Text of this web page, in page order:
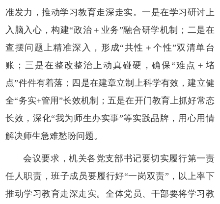
准发力，推动学习教育走深走实。一是在学习研讨上
入脑入心，构建“政治＋业务”融合研学机制；二是在
查摆问题上精准深入，形成“共性＋个性”双清单台
账；三是在整改整治上动真碰硬，确保“难点＋堵
点”件件有着落；四是在建章立制上科学有效，建立健
全“务实+管用”长效机制；五是在开门教育上抓好常态
长效，深化“我为师生办实事”等实践品牌，用心用情
解决师生急难愁盼问题。
会议要求，机关各党支部书记要切实履行第一责
任人职责，班子成员要履行好“一岗双责”，以上率下
推动学习教育走深走实。全体党员、干部要将学习教